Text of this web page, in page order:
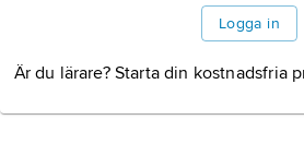
Logga in
Är du lärare? Starta din kostnadsfria